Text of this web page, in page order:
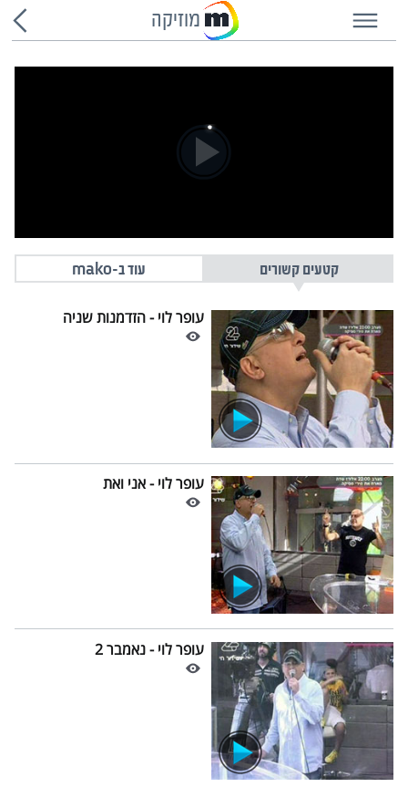
מוזיקה
קטעים קשורים עוד ב-mako
עופר לוי - הזדמנות שניה
עופר לוי - אני ואת
עופר לוי - נאמבר 2